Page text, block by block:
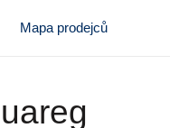
Mapa prodejců